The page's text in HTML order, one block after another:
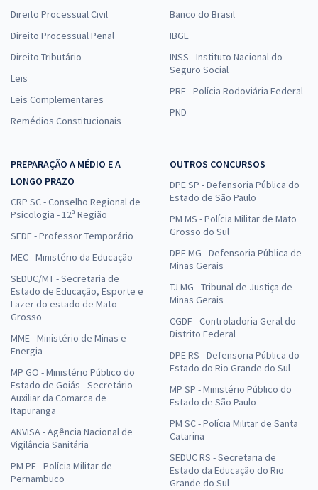
Direito Processual Civil
Direito Processual Penal
Direito Tributário
Leis
Leis Complementares
Remédios Constitucionais
Banco do Brasil
IBGE
INSS - Instituto Nacional do
Seguro Social
PRF - Polícia Rodoviária Federal
PND
PREPARAÇÃO A MÉDIO E A
LONGO PRAZO
CRP SC - Conselho Regional de
Psicologia - 12ª Região
SEDF - Professor Temporário
MEC - Ministério da Educação
SEDUC/MT - Secretaria de
Estado de Educação, Esporte e
Lazer do estado de Mato
Grosso
MME - Ministério de Minas e
Energia
MP GO - Ministério Público do
Estado de Goiás - Secretário
Auxiliar da Comarca de
Itapuranga
ANVISA - Agência Nacional de
Vigilância Sanitária
PM PE - Polícia Militar de
Pernambuco
OUTROS CONCURSOS
DPE SP - Defensoria Pública do
Estado de São Paulo
PM MS - Polícia Militar de Mato
Grosso do Sul
DPE MG - Defensoria Pública de
Minas Gerais
TJ MG - Tribunal de Justiça de
Minas Gerais
CGDF - Controladoria Geral do
Distrito Federal
DPE RS - Defensoria Pública do
Estado do Rio Grande do Sul
MP SP - Ministério Público do
Estado de São Paulo
PM SC - Polícia Militar de Santa
Catarina
SEDUC RS - Secretaria de
Estado da Educação do Rio
Grande do Sul